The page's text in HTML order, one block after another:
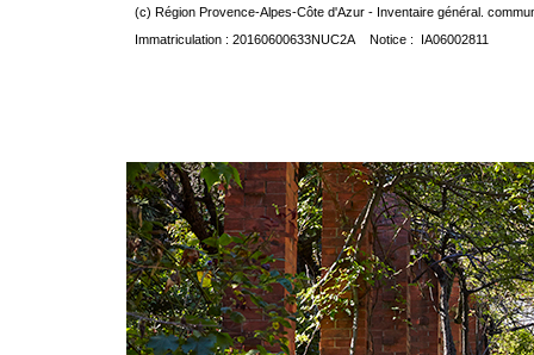
(c) Région Provence-Alpes-Côte d'Azur - Inventaire général.
Immatriculation : 20160600633NUC2A Notice : IA06002811